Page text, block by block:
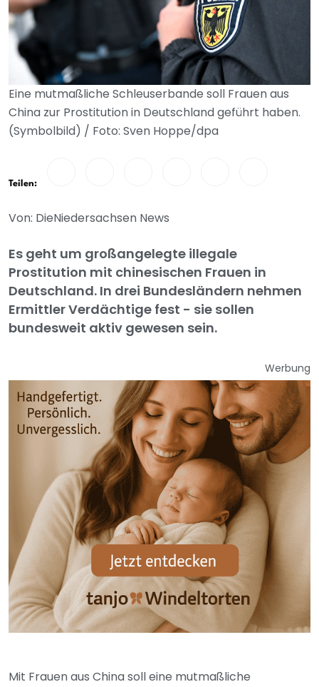
Eine mutmaßliche Schleuserbande soll Frauen aus
China zur Prostitution in Deutschland geführt haben.
(Symbolbild) / Foto: Sven Hoppe/dpa
Teilen:
Von: DieNiedersachsen News
Es geht um großangelegte illegale
Prostitution mit chinesischen Frauen in
Deutschland. In drei Bundesländern nehmen
Ermittler Verdächtige fest - sie sollen
bundesweit aktiv gewesen sein.
Werbung
Mit Frauen aus China soll eine mutmaßliche